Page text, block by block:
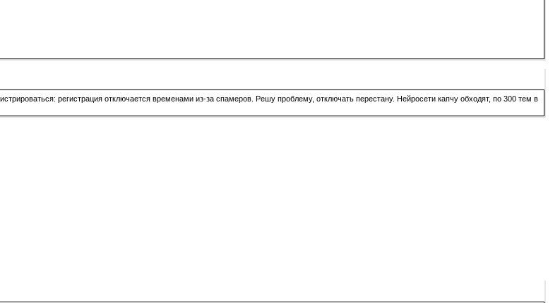
регистрация отключается временами из-за спамеров. Решу проблему, отключать перестану. Нейросети капчу обходят, по 300 тем в